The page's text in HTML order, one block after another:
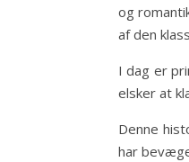
og
af den
I dag er
elsker at
Denne
har